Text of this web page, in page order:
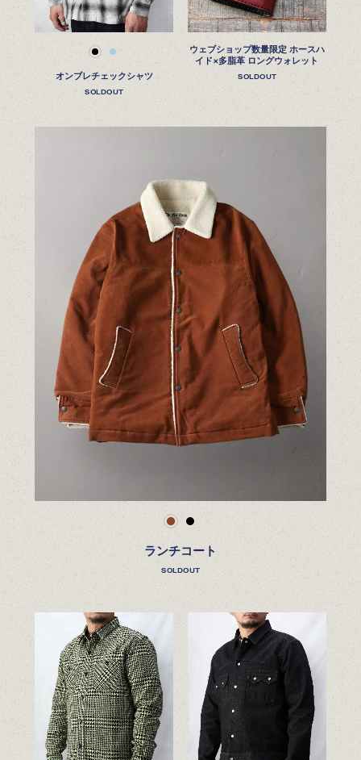
オンブレチェックシャツ
SOLDOUT
ウェブショップ数量限定 ホースハ
イド×多脂革 ロングウォレット
SOLDOUT
ランチコート
SOLDOUT